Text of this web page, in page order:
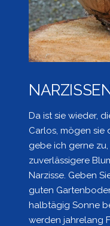
Da ist sie wieder,
Carlos, mögen sie
gebe ich gerne
zuverlässigere
Narzisse. Geben
guten
halbtägig Sonne
werden jahrelang